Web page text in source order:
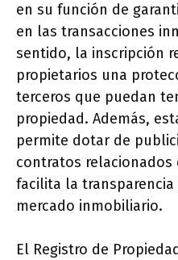
en su función de
en las transacciones
sentido, la inscripción
propietarios una
terceros que puedan
propiedad. Además,
permite dotar de
contratos
facilita la
mercado inmobiliario.
El Registro de